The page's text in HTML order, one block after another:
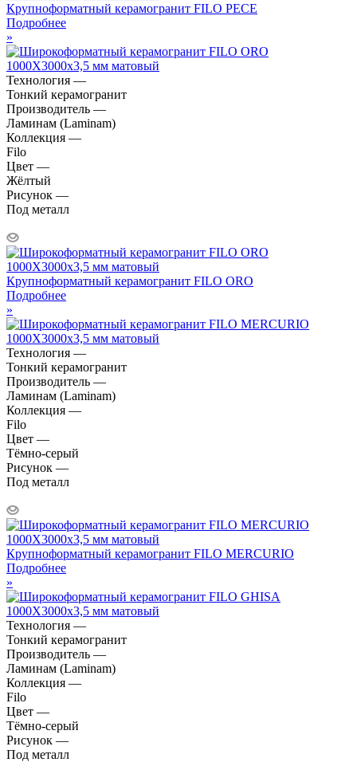
Крупноформатный керамогранит FILO PECE
Подробнее
»
Технология —
Тонкий керамогранит
Производитель —
Ламинам (Laminam)
Коллекция —
Filo
Цвет —
Жёлтый
Рисунок —
Под металл
Крупноформатный керамогранит FILO ORO
Подробнее
»
Технология —
Тонкий керамогранит
Производитель —
Ламинам (Laminam)
Коллекция —
Filo
Цвет —
Тёмно-серый
Рисунок —
Под металл
Крупноформатный керамогранит FILO MERCURIO
Подробнее
»
Технология —
Тонкий керамогранит
Производитель —
Ламинам (Laminam)
Коллекция —
Filo
Цвет —
Тёмно-серый
Рисунок —
Под металл